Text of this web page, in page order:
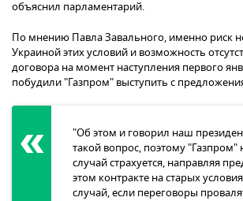
объяснил парламентарий.
По мнению Павла Завального, именно риск
Украиной этих условий и возможность
договора на момент наступления первого
побудили "Газпром" выступить с
"Об этом и говорил наш
такой вопрос, поэтому "Газпром"
случай страхуется, направляя
этом контракте на старых
случай, если переговоры